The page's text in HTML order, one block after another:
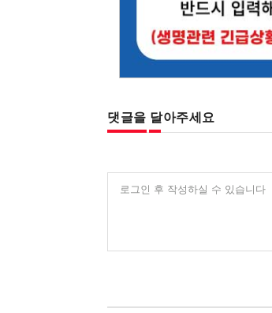
댓글을 달아주세요
로그인 후 작성하실 수 있습니다